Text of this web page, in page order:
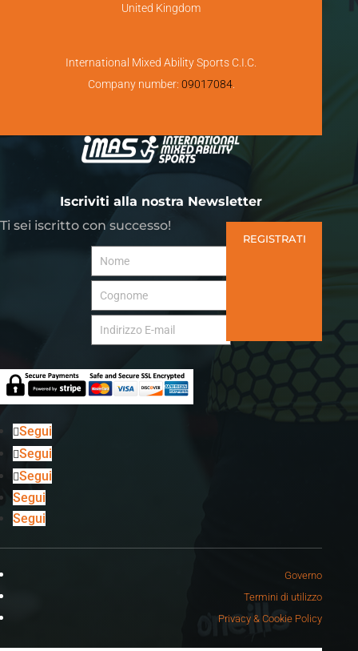
United Kingdom
International Mixed Ability Sports C.I.C.
Company number: 09017084.
Iscriviti alla nostra Newsletter
Ti sei iscritto con successo!
REGISTRATI
Segui
Segui
Segui
Segui
Segui
Governo
Termini di utilizzo
Privacy & Cookie Policy